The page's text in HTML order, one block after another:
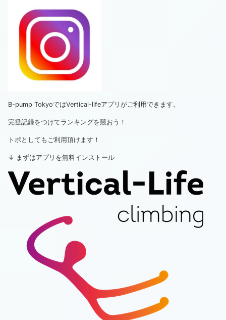
B-pump TokyoではVertical-lifeアプリがご利用できます。
完登記録をつけてランキングを競おう！
トポとしてもご利用頂けます！
↓ まずはアプリを無料インストール